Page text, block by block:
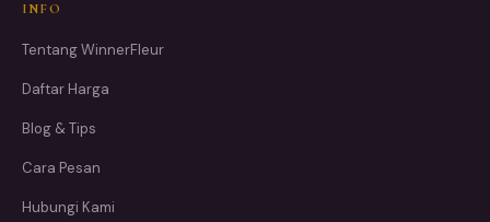
INFO
Tentang WinnerFleur
Daftar Harga
Blog & Tips
Cara Pesan
Hubungi Kami